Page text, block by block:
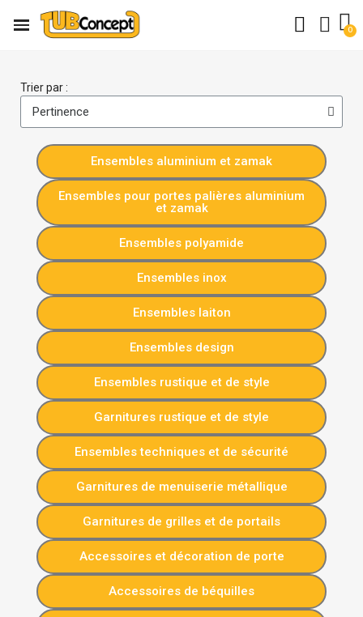
Trier par :
Ensembles aluminium et zamak
Ensembles pour portes palières aluminium
et zamak
Ensembles polyamide
Ensembles inox
Ensembles laiton
Ensembles design
Ensembles rustique et de style
Garnitures rustique et de style
Ensembles techniques et de sécurité
Garnitures de menuiserie métallique
Garnitures de grilles et de portails
Accessoires et décoration de porte
Accessoires de béquilles